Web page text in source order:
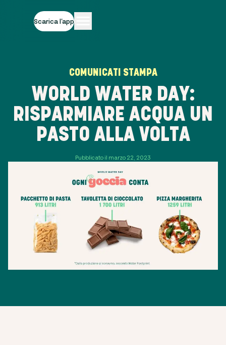
Scarica l'app
COMUNICATI STAMPA
WORLD WATER DAY:
RISPARMIARE ACQUA UN
PASTO ALLA VOLTA
Pubblicato il marzo 22, 2023